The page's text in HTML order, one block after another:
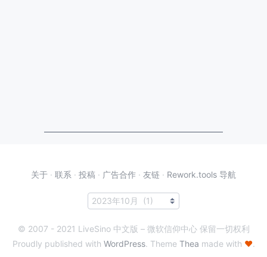
关于 · 联系 · 投稿 · 广告合作 · 友链 · Rework.tools 导航
© 2007 - 2021 LiveSino 中文版 – 微软信仰中心 保留一切权利
Proudly published with WordPress. Theme Thea made with ♥.